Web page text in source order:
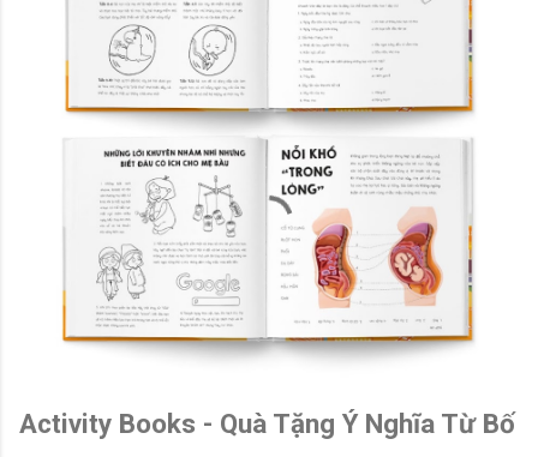
Activity Books - Quà Tặng Ý Nghĩa Từ Bố